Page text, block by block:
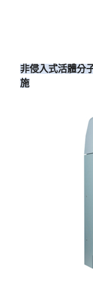
非侵入式活體分
施